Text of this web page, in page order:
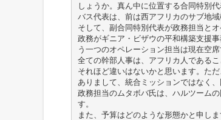
しょうか。真ん中に位置する合同特別
バス代表は、前は西アフリカのサブ地域
そして、副合同特別代表が政務担当と
政務がギニア・ビザウの平和構築支援
う一つのオペレーション担当は現在空
全ての幹部人事は、アフリカ人である
それほど違いはないかと思います。た
ありまして、統合ミッションではなく
政務担当のムタボバ氏は、ハルツーム
す。
また、予算はどのような形態かと申し